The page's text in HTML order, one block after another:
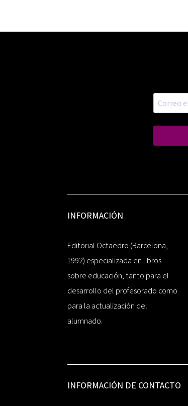
INFORMACIÓN
Editorial Octaedro (Barcelona,
1992) especializada en libros
sobre educación, tanto para el
desarrollo del profesorado como
para la actualización del
alumnado.
INFORMACIÓN DE CONTACTO